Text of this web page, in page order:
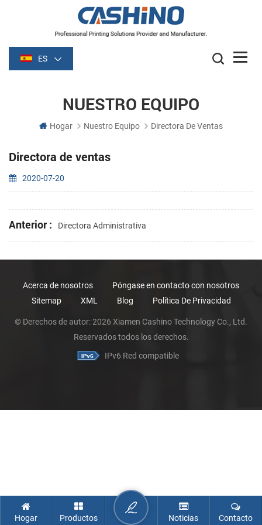
ES
NUESTRO EQUIPO
Hogar Nuestro Equipo Directora De Ventas
Directora de ventas
2020-07-20
Anterior : Directora Administrativa
Acerca de nosotros
Póngase en contacto con nosotros
Sitemap
XML Blog Política De Privacidad
© Derechos de autor: 2026 Xiamen Cashino Technology Co., Ltd.
Reservados todos los derechos.
IPv6 Red compatible
Hogar Productos Noticias Contacto